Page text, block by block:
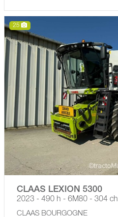
25
CLAAS LEXION 5300
2023 - 490 h - 6M80 - 304 ch
CLAAS BOURGOGNE